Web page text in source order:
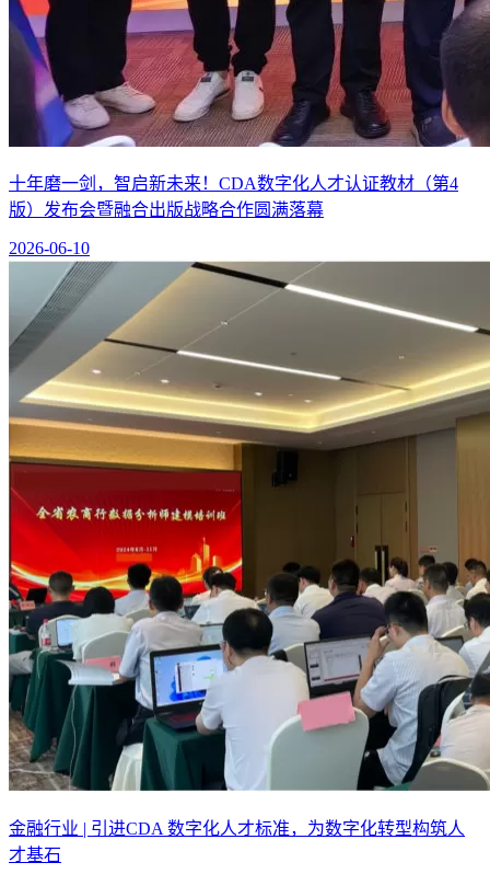
十年磨一剑，智启新未来！CDA数字化人才认证教材（第4
版）发布会暨融合出版战略合作圆满落幕
2026-06-10
金融行业 | 引进CDA 数字化人才标准，为数字化转型构筑人
才基石